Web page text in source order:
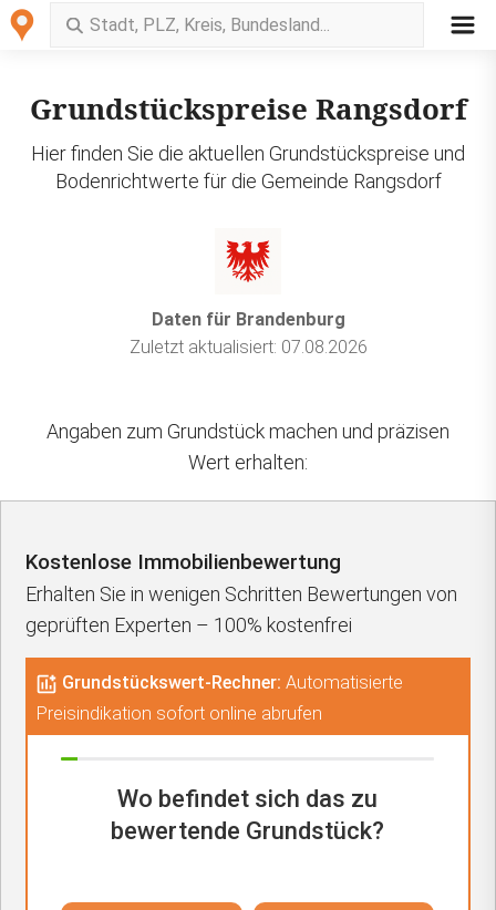
Grundstückspreise Rangsdorf
Hier finden Sie die aktuellen Grundstückspreise und
Bodenrichtwerte für die Gemeinde Rangsdorf
Daten für Brandenburg
Zuletzt aktualisiert: 07.08.2026
Angaben zum Grundstück machen und präzisen
Wert erhalten:
Kostenlose Immobilienbewertung
Erhalten Sie in wenigen Schritten Bewertungen von
geprüften Experten – 100% kostenfrei
Grundstückswert-Rechner: Automatisierte
Preisindikation sofort online abrufen